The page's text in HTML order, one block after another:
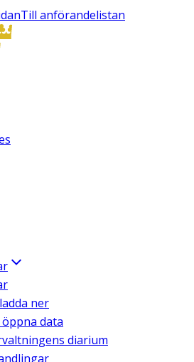
Till anförandelistan
ner
data
diarium